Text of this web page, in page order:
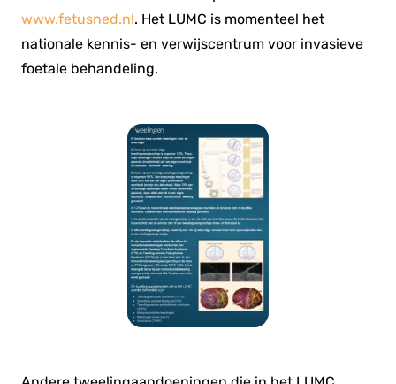
www.fetusned.nl. Het LUMC is momenteel het
nationale kennis- en verwijscentrum voor invasieve
foetale behandeling.